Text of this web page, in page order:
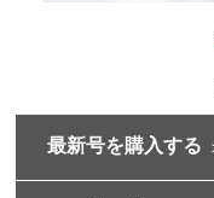
最新号を購入する